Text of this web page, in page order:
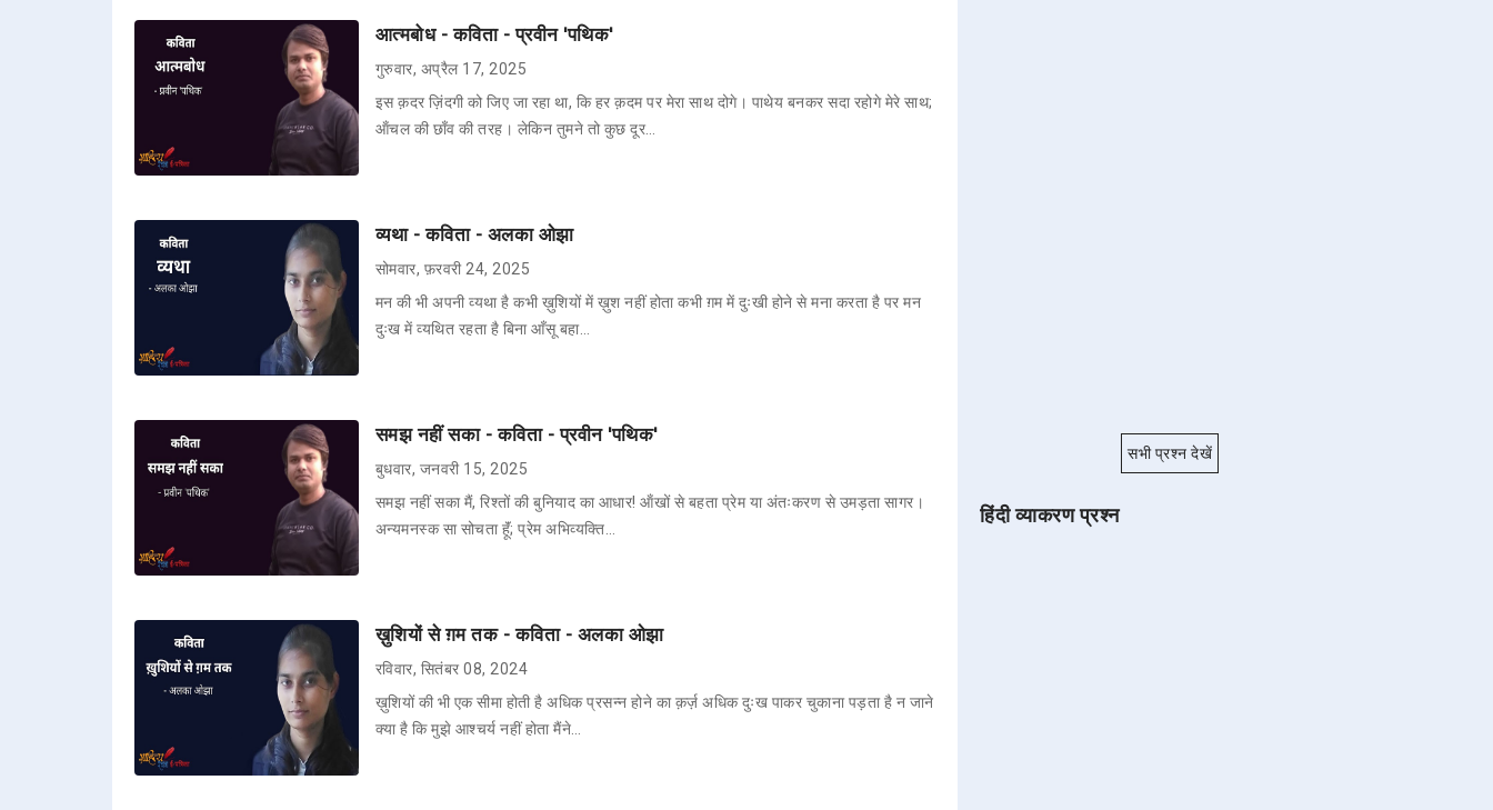
आत्मबोध - कविता - प्रवीन 'पथिक'
गुरुवार, अप्रैल 17, 2025
इस क़दर ज़िंदगी को जिए जा रहा था, कि हर क़दम पर मेरा साथ दोगे। पाथेय बनकर सदा रहोगे मेरे साथ;
ऑंचल की छाँव की तरह। लेकिन तुमने तो कुछ दूर…
व्यथा - कविता - अलका ओझा
सोमवार, फ़रवरी 24, 2025
मन की भी अपनी व्यथा है कभी ख़ुशियों में ख़ुश नहीं होता कभी ग़म में दुःखी होने से मना करता है पर मन
दुःख में व्यथित रहता है बिना आँसू बहा…
समझ नहीं सका - कविता - प्रवीन 'पथिक'
बुधवार, जनवरी 15, 2025
समझ नहीं सका मैं, रिश्तों की बुनियाद का आधार! ऑंखों से बहता प्रेम या अंतःकरण से उमड़ता सागर।
अन्यमनस्क सा सोचता हूॅं; प्रेम अभिव्यक्ति…
ख़ुशियों से ग़म तक - कविता - अलका ओझा
रविवार, सितंबर 08, 2024
ख़ुशियों की भी एक सीमा होती है अधिक प्रसन्न होने का क़र्ज़ अधिक दुःख पाकर चुकाना पड़ता है न जाने
क्या है कि मुझे आश्चर्य नहीं होता मैंने…
सभी प्रश्न देखें
हिंदी व्याकरण प्रश्न